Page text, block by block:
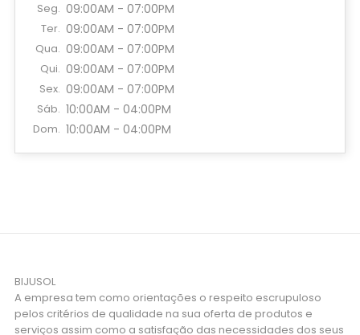
Seg. 09:00AM - 07:00PM
Ter. 09:00AM - 07:00PM
Qua. 09:00AM - 07:00PM
Qui. 09:00AM - 07:00PM
Sex. 09:00AM - 07:00PM
Sáb. 10:00AM - 04:00PM
Dom. 10:00AM - 04:00PM
BIJUSOL
A empresa tem como orientações o respeito escrupuloso
pelos critérios de qualidade na sua oferta de produtos e
serviços assim como a satisfação das necessidades dos seus